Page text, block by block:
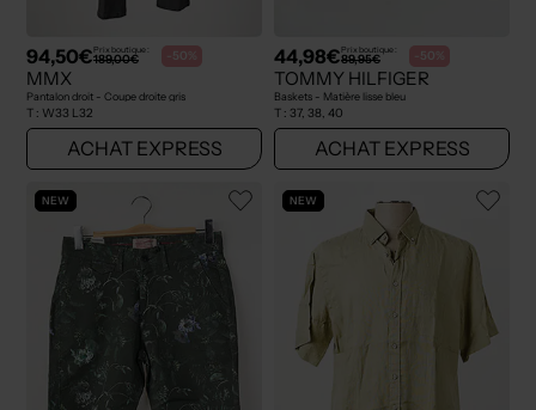
94,50€Prix boutique :
189,00€ -50%
MMX
Pantalon droit - Coupe droite gris
T : W33 L32
ACHAT EXPRESS
44,98€Prix boutique :
89,95€ -50%
TOMMY HILFIGER
Baskets - Matière lisse bleu
T : 37, 38, 40
ACHAT EXPRESS
NEW NEW